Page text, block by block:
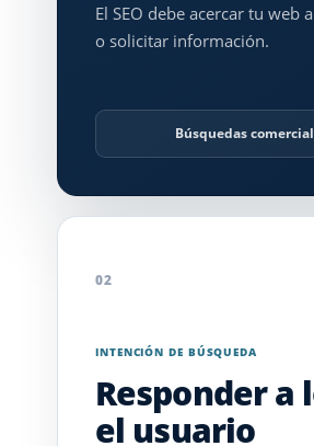
El SEO debe acercar tu
o solicitar información.
Búsquedas
02
INTENCIÓN DE BÚSQUEDA
Responder a
el usuario